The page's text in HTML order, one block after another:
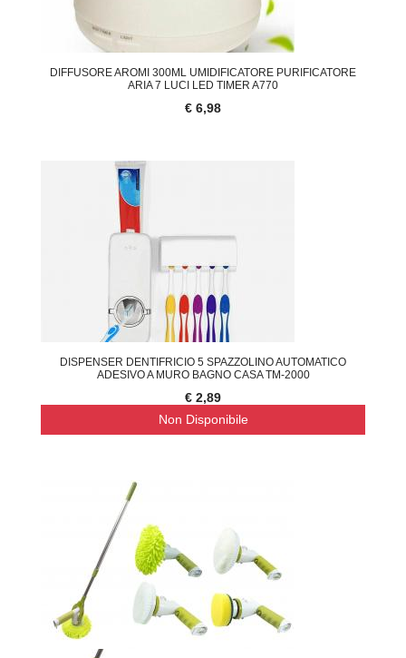
DIFFUSORE AROMI 300ML UMIDIFICATORE PURIFICATORE
ARIA 7 LUCI LED TIMER A770
€ 6,98
DISPENSER DENTIFRICIO 5 SPAZZOLINO AUTOMATICO
ADESIVO A MURO BAGNO CASA TM-2000
€ 2,89
Non Disponibile